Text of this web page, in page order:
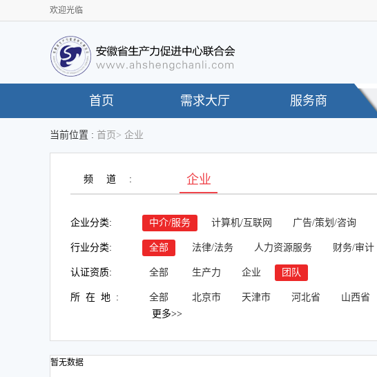
欢迎光临
首页 需求大厅 服务商
当前位置 : 首页 > 企业
频道: 企业
企业分类: 中介/服务 计算机/互联网 广告/策划/咨询
行业分类: 全部 法律/法务 人力资源服务 财务/审计
认证资质: 全部 生产力 企业 团队
所在地: 全部 北京市 天津市 河北省 山西省
更多>>
暂无数据